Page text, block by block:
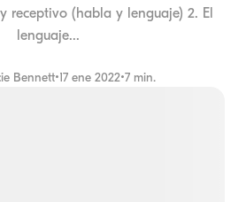
receptivo (habla y lenguaje) 2. El
lenguaje...
Bennett•17 ene 2022•7 min.